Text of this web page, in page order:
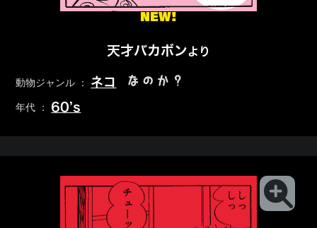
NEW!
天才バカボンより
動物ジャンル ： ネコ なのか？
年代 ： 60’s